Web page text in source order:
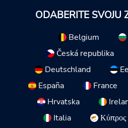
ODABERITE SVOJU
Belgium
Česká republika
Deutschland
España
France
Hrvatska
Italia
Κύπρος